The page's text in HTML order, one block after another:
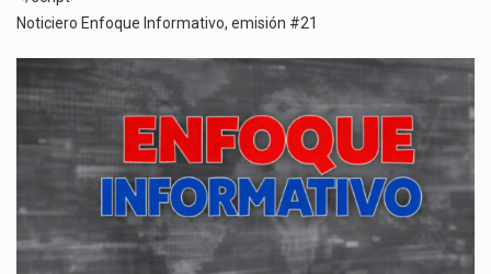
Noticiero Enfoque Informativo, emisión #21